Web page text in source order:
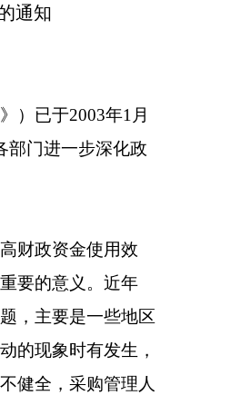
通知
已于2003年1月
部门进一步深化政
财政资金使用效
要的意义。近年
，主要是一些地区
的现象时有发生，
健全，采购管理人